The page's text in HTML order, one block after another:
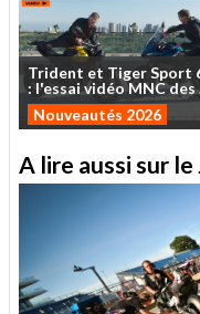
Trident et TigerSport
: l'essaividéo MNCdes
Nouveautés 2026
A lire aussi sur